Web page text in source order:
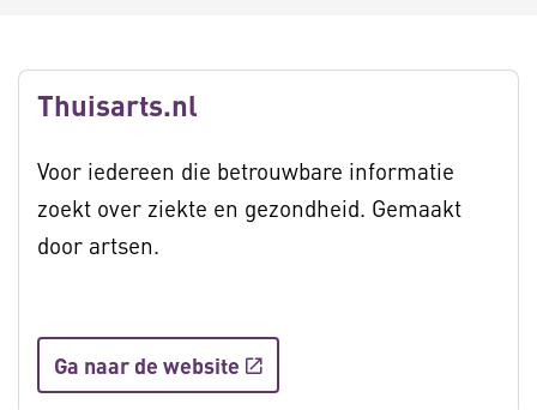
Thuisarts.nl
Voor iedereen die betrouwbare informatie
zoekt over ziekte en gezondheid. Gemaakt
door artsen.
Ga naar de website